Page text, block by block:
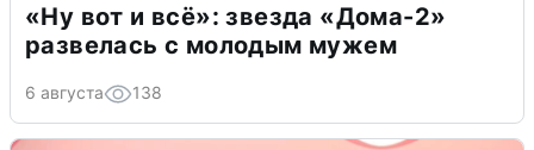
«Ну вот и всё»: звезда «Дома-2»
развелась с молодым мужем
6 августа 138